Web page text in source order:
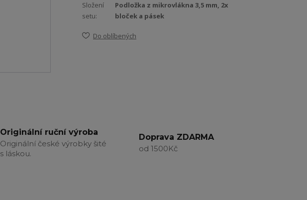
Složení
setu:
Podložka z mikrovlákna 3,5 mm, 2x
bloček a pásek
Do oblíbených
Originální ruční výroba
Originální české výrobky šité
s láskou.
Doprava ZDARMA
od 1500Kč